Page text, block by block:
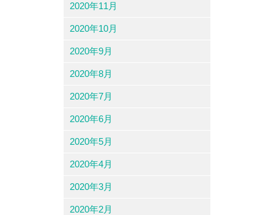
2020年11月
2020年10月
2020年9月
2020年8月
2020年7月
2020年6月
2020年5月
2020年4月
2020年3月
2020年2月